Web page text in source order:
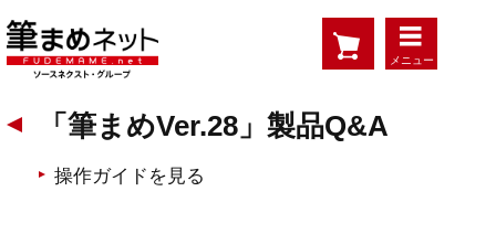
メニュー
「筆まめVer.28」製品Q&A
操作ガイドを見る